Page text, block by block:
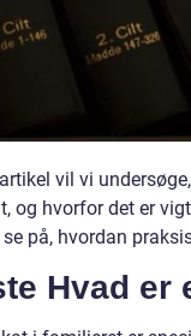
vil vi
og hvorfor det er
på, hvordan
Hvad er